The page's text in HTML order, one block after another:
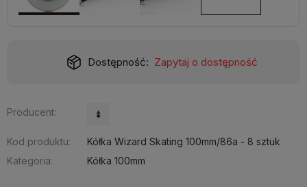
Dostępność: Zapytaj o dostępność
Producent:
Kod produktu:
Kółka Wizard Skating 100mm/86a - 8 sztuk
Kategoria:
Kółka 100mm